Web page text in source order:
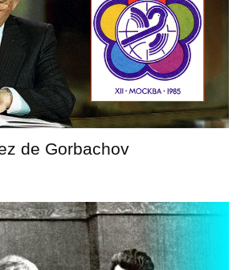
de Gorbachov